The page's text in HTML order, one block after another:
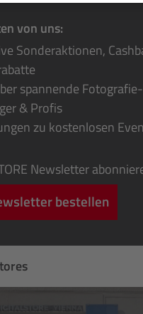
von uns:
Sonderaktionen,
spannende
& Profis
zu kostenlosen
Newsletter
bestellen